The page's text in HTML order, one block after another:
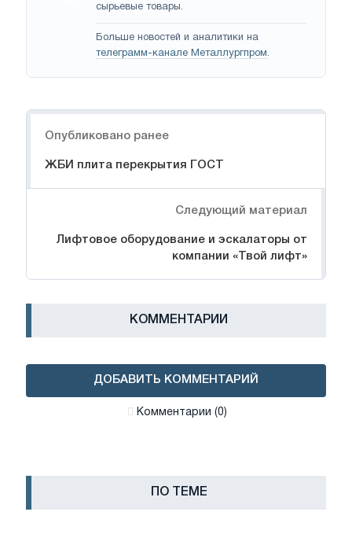
сырьевые товары.
Больше новостей и аналитики на
телеграмм-канале Металлургпром.
Опубликовано ранее
ЖБИ плита перекрытия ГОСТ
Следующий материал
Лифтовое оборудование и эскалаторы от
компании «Твой лифт»
КОММЕНТАРИИ
ДОБАВИТЬ КОММЕНТАРИЙ
Комментарии (0)
ПО ТЕМЕ